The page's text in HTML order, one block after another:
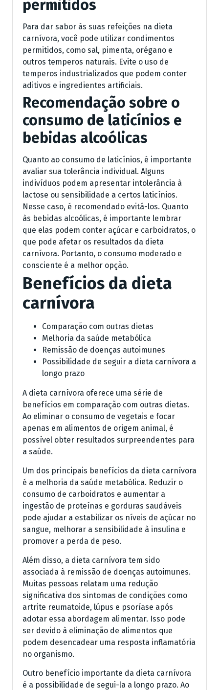
permitidos
Para dar sabor às suas refeições na dieta
carnívora, você pode utilizar condimentos
permitidos, como sal, pimenta, orégano e
outros temperos naturais. Evite o uso de
temperos industrializados que podem conter
aditivos e ingredientes artificiais.
Recomendação sobre o
consumo de laticínios e
bebidas alcoólicas
Quanto ao consumo de laticínios, é importante
avaliar sua tolerância individual. Alguns
indivíduos podem apresentar intolerância à
lactose ou sensibilidade a certos laticínios.
Nesse caso, é recomendado evitá-los. Quanto
às bebidas alcoólicas, é importante lembrar
que elas podem conter açúcar e carboidratos, o
que pode afetar os resultados da dieta
carnívora. Portanto, o consumo moderado e
consciente é a melhor opção.
Benefícios da dieta
carnívora
Comparação com outras dietas
Melhoria da saúde metabólica
Remissão de doenças autoimunes
Possibilidade de seguir a dieta carnívora a
longo prazo
A dieta carnívora oferece uma série de
benefícios em comparação com outras dietas.
Ao eliminar o consumo de vegetais e focar
apenas em alimentos de origem animal, é
possível obter resultados surpreendentes para
a saúde.
Um dos principais benefícios da dieta carnívora
é a melhoria da saúde metabólica. Reduzir o
consumo de carboidratos e aumentar a
ingestão de proteínas e gorduras saudáveis
pode ajudar a estabilizar os níveis de açúcar no
sangue, melhorar a sensibilidade à insulina e
promover a perda de peso.
Além disso, a dieta carnívora tem sido
associada à remissão de doenças autoimunes.
Muitas pessoas relatam uma redução
significativa dos sintomas de condições como
artrite reumatoide, lúpus e psoríase após
adotar essa abordagem alimentar. Isso pode
ser devido à eliminação de alimentos que
podem desencadear uma resposta inflamatória
no organismo.
Outro benefício importante da dieta carnívora
é a possibilidade de segui-la a longo prazo. Ao